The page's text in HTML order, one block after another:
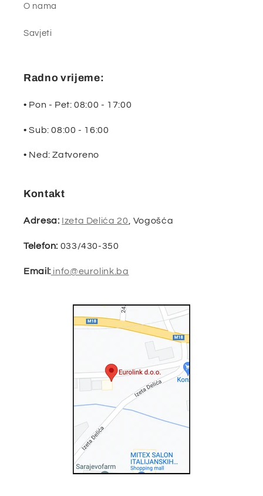
O nama
Savjeti
Radno vrijeme:
• Pon - Pet: 08:00 - 17:00
• Sub: 08:00 - 16:00
• Ned: Zatvoreno
Kontakt
Adresa: Izeta Delića 20, Vogošća
Telefon: 033/430-350
Email: info@eurolink.ba